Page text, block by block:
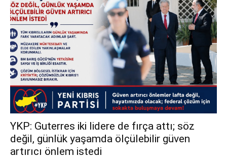
YKP: Guterres iki lidere de fırça attı; söz
değil, günlük yaşamda ölçülebilir güven
artırıcı önlem istedi